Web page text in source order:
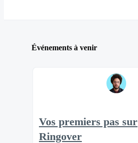
Événements à venir
Vos premiers pas sur
Ringover